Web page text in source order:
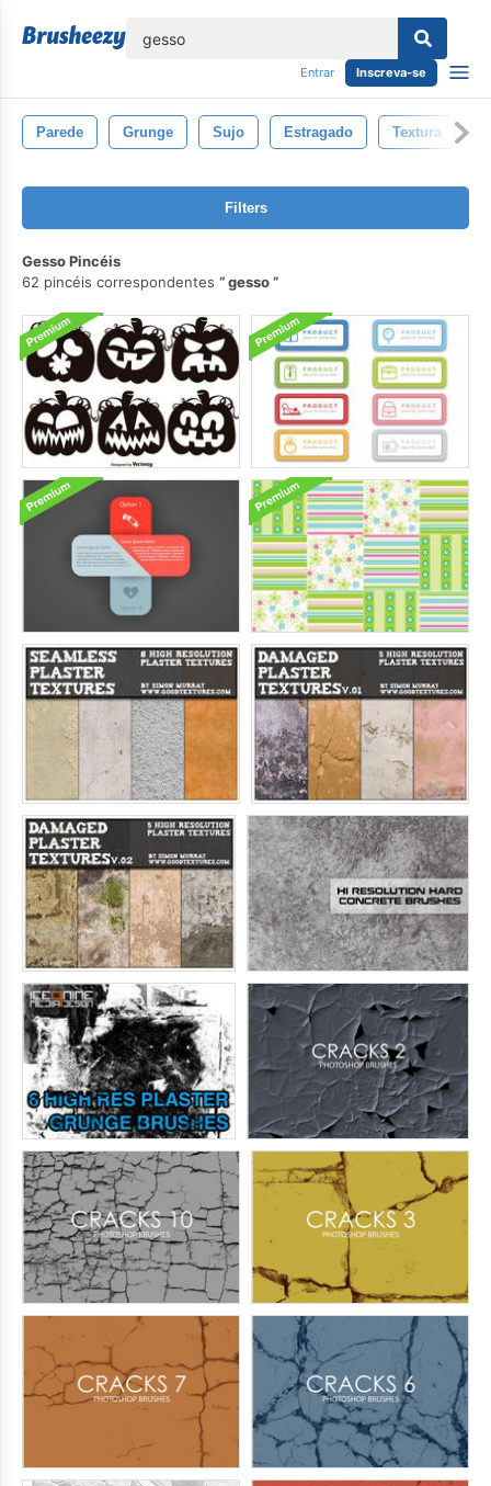
Entrar Inscreva-se
Parede Grunge Sujo Estragado Textura
Filters
Gesso Pincéis
62 pincéis correspondentes
gesso